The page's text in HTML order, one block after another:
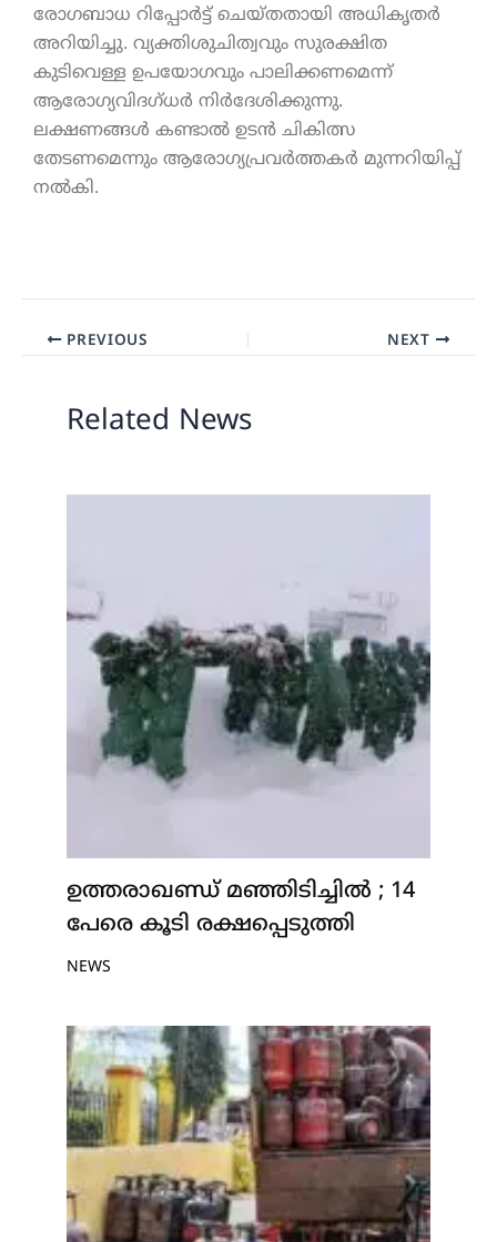
രോഗബാധ റിപ്പോർട്ട് ചെയ്തതായി അധികൃതർ
അറിയിച്ചു. വ്യക്തിശുചിത്വവും സുരക്ഷിത
കുടിവെള്ള ഉപയോഗവും പാലിക്കണമെന്ന്
ആരോഗ്യവിദഗ്ധർ നിർദേശിക്കുന്നു.
ലക്ഷണങ്ങൾ കണ്ടാൽ ഉടൻ ചികിത്സ
തേടണമെന്നും ആരോഗ്യപ്രവർത്തകർ മുന്നറിയിപ്പ്
നൽകി.
PREVIOUS NEXT
Related News
ഉത്തരാഖണ്ഡ് മഞ്ഞിടിച്ചിൽ ; 14
പേരെ കൂടി രക്ഷപ്പെടുത്തി
NEWS